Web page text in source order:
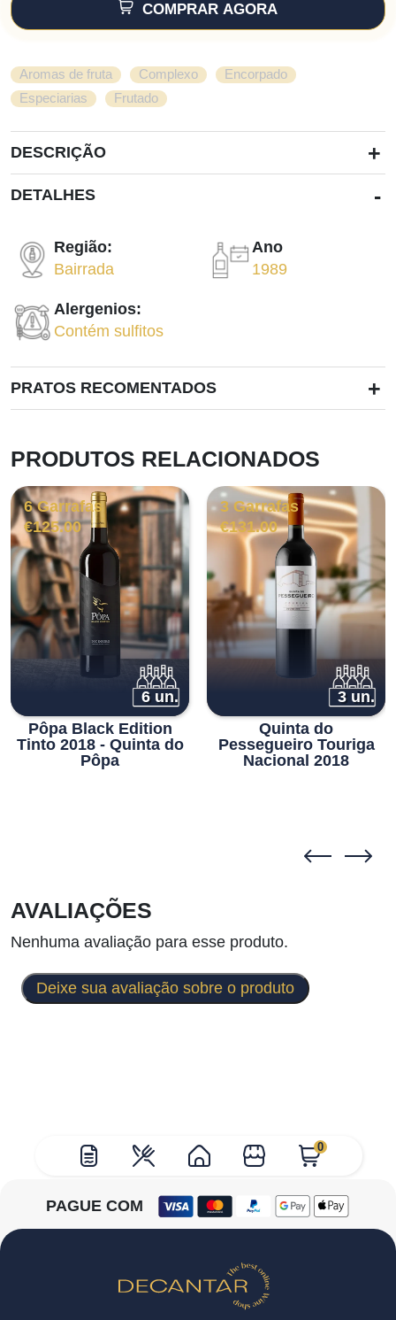
0
COMPRAR AGORA
Aromas de fruta Complexo Encorpado
Especiarias Frutado
DESCRIÇÃO +
DETALHES -
Região:
Bairrada
Ano
1989
Alergenios:
Contém sulfitos
PRATOS RECOMENTADOS +
PRODUTOS RELACIONADOS
6 Garrafas
€125.00
6 un.
Pôpa Black Edition
Tinto 2018 - Quinta do
Pôpa
3 Garrafas
€131.00
3 un.
Quinta do
Pessegueiro Touriga
Nacional 2018
AVALIAÇÕES
Nenhuma avaliação para esse produto.
Deixe sua avaliação sobre o produto
PAGUE COM